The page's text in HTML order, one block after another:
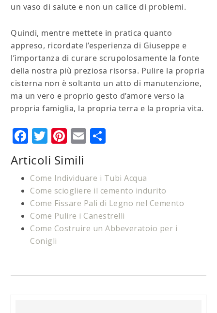
un vaso di salute e non un calice di problemi.
Quindi, mentre mettete in pratica quanto
appreso, ricordate l’esperienza di Giuseppe e
l’importanza di curare scrupolosamente la fonte
della nostra più preziosa risorsa. Pulire la propria
cisterna non è soltanto un atto di manutenzione,
ma un vero e proprio gesto d’amore verso la
propria famiglia, la propria terra e la propria vita.
Facebook
Twitter
Pinterest
Email
Articoli Simili
Come Individuare i Tubi Acqua
Come sciogliere il cemento indurito
Come Fissare Pali di Legno nel Cemento
Come Pulire i Canestrelli
Come Costruire un Abbeveratoio per i
Conigli